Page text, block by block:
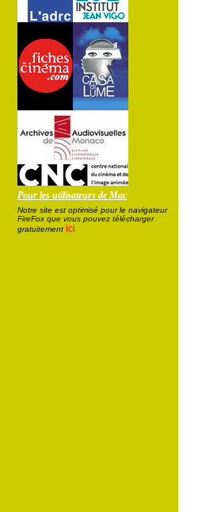
Pour les utilisateurs de Mac
Notre site est optimisé pour le navigateur
FireFox que vous pouvez télécharger
gratuitement ici